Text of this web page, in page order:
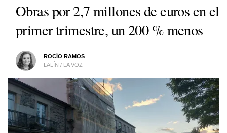
Obras por 2,7 millones de euros en el
primer trimestre, un 200 % menos
ROCÍO RAMOS
LALÍN / LA VOZ